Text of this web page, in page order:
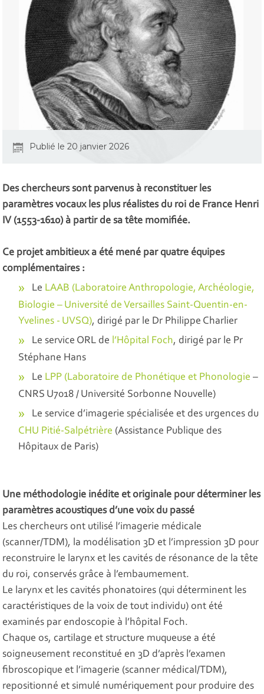
Publié le 20 janvier 2026
Des chercheurs sont parvenus à reconstituer les
paramètres vocaux les plus réalistes du roi de France Henri
IV (1553-1610) à partir de sa tête momifiée.
Ce projet ambitieux a été mené par quatre équipes
complémentaires :
Le LAAB (Laboratoire Anthropologie, Archéologie,
Biologie – Université de Versailles Saint-Quentin-en-
Yvelines - UVSQ), dirigé par le Dr Philippe Charlier
Le service ORL de l’Hôpital Foch, dirigé par le Pr
Stéphane Hans
Le LPP (Laboratoire de Phonétique et Phonologie –
CNRS U7018 / Université Sorbonne Nouvelle)
Le service d’imagerie spécialisée et des urgences du
CHU Pitié-Salpétrière (Assistance Publique des
Hôpitaux de Paris)
Une méthodologie inédite et originale pour déterminer les
paramètres acoustiques d’une voix du passé
Les chercheurs ont utilisé l’imagerie médicale
(scanner/TDM), la modélisation 3D et l’impression 3D pour
reconstruire le larynx et les cavités de résonance de la tête
du roi, conservés grâce à l’embaumement.
Le larynx et les cavités phonatoires (qui déterminent les
caractéristiques de la voix de tout individu) ont été
examinés par endoscopie à l’hôpital Foch.
Chaque os, cartilage et structure muqueuse a été
soigneusement reconstitué en 3D d’après l’examen
fibroscopique et l’imagerie (scanner médical/TDM),
repositionné et simulé numériquement pour produire des